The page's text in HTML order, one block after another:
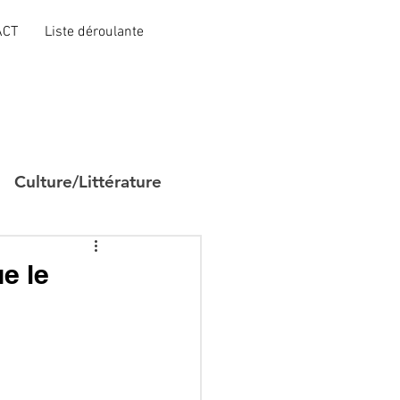
Liste déroulante
Culture/Littérature
le